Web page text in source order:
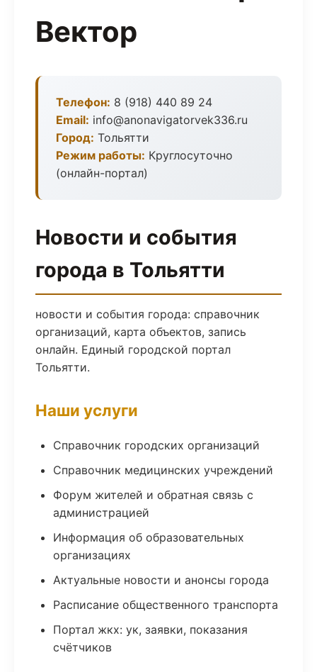
Вектор
Телефон: 8 (918) 440 89 24
Email: info@anonavigatorvek336.ru
Город: Тольятти
Режим работы: Круглосуточно
(онлайн-портал)
Новости и события
города в Тольятти
новости и события города: справочник
организаций, карта объектов, запись
онлайн. Единый городской портал
Тольятти.
Наши услуги
Справочник городских организаций
Справочник медицинских учреждений
Форум жителей и обратная связь с
администрацией
Информация об образовательных
организациях
Актуальные новости и анонсы города
Расписание общественного транспорта
Портал жкх: ук, заявки, показания
счётчиков